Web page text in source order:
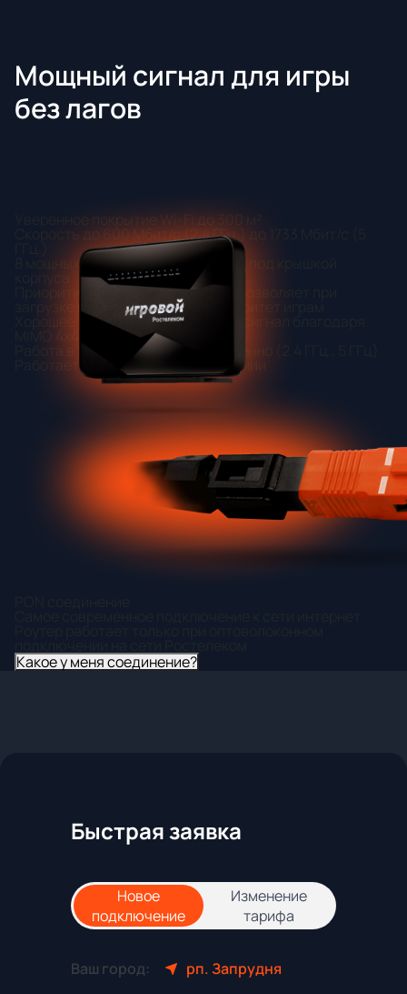
Мощный сигнал для игры
без лагов
Уверенное покрытие Wi-Fi до 300 м²
Скорость до 600 Мбит/с (2.4 ГГц.) до 1733 Мбит/с (5
8 мощных антенн, расположенных под крышкой
Приоритизация популярных игр, позволяет при
загрузке вашей сети отдать приоритет играм
Хорошее покрытие и стабильный сигнал благодаря
MIMO 4x4 в 2 диапазонах
Работа в 2 диапазонах одновременно (2.4 ГГц., 5 ГГц)
Работает только на PON соединении
Какое у меня соединение?
Быстрая заявка
Новое
подключение
Изменение
тарифа
Ваш город: рп. Запрудня